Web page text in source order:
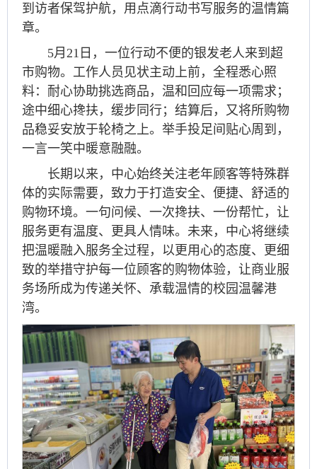
到访者保驾护航，用点滴行动书写服务的温情篇
章。
5月21日，一位行动不便的银发老人来到超
市购物。工作人员见状主动上前，全程悉心照
料：耐心协助挑选商品，温和回应每一项需求；
途中细心搀扶，缓步同行；结算后，又将所购物
品稳妥安放于轮椅之上。举手投足间贴心周到，
一言一笑中暖意融融。
长期以来，中心始终关注老年顾客等特殊群
体的实际需要，致力于打造安全、便捷、舒适的
购物环境。一句问候、一次搀扶、一份帮忙，让
服务更有温度、更具人情味。未来，中心将继续
把温暖融入服务全过程，以更用心的态度、更细
致的举措守护每一位顾客的购物体验，让商业服
务场所成为传递关怀、承载温情的校园温馨港
湾。